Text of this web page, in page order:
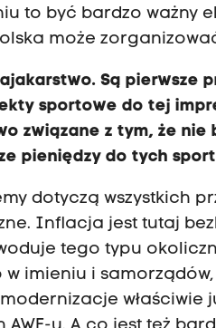
to być bardzo ważny
może
Są pierwsze
sportowe do tej
związane z tym, że
pieniędzy do tych
dotyczą wszystkich
Inflacja jest tutaj
tego typu
imieniu i